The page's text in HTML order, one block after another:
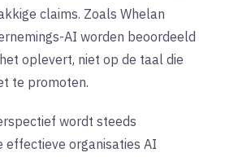
claims. Zoals Whelan
AI worden beoordeeld
oplevert, niet op de taal die
te promoten.
wordt steeds
effectieve organisaties AI